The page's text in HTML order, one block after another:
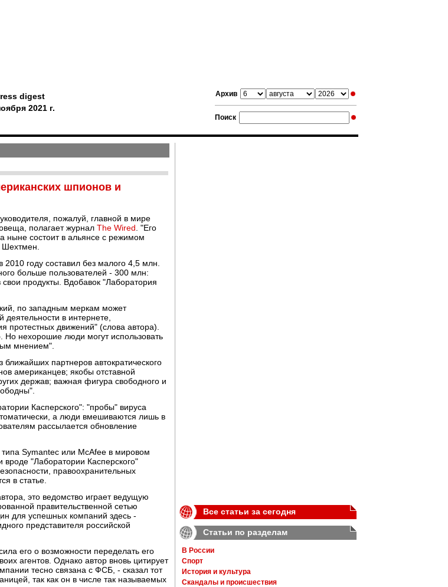
Архив
Поиск
digest
2021 г.
шпионов и
пожалуй, главной в мире
полагает журнал The Wired . "Его
ныне состоит в альянсе с режимом
году составил без малого 4,5 млн.
больше пользователей - 300 млн:
продукты. Вдобавок "Лаборатория
по западным меркам может
в интернете,
протестных движений" (слова автора).
Но нехорошие люди могут использовать
мнением".
партнеров автократического
американцев; якобы отставной
держав; важная фигура свободного и
Касперского": "пробы" вируса
а люди вмешиваются лишь в
рассылается обновление
Symantec или McAfee в мировом
вроде "Лаборатории Касперского"
правоохранительных
в статье.
это ведомство играет ведущую
правительственной сетью
для успешных компаний здесь -
представителя российской
его о возможности переделать его
агентов. Однако автор вновь цитирует
тесно связана с ФСБ, - сказал тот
так как он в числе так называемых
Все статьи за сегодня
Статьи по разделам
В России
Спорт
История и культура
Скандалы и происшествия